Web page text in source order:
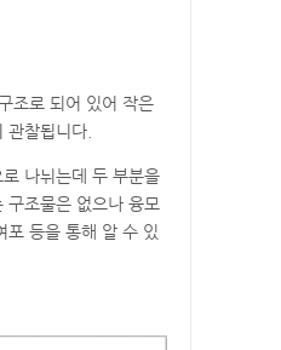
조로 되어 있어 작은
관찰됩니다.
나뉘는데 두 부분을
구조물은 없으나 융모
포 등을 통해 알 수 있